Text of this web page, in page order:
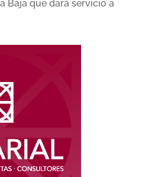
Baja que dará servicio a